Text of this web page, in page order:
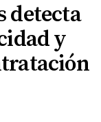
detecta
y